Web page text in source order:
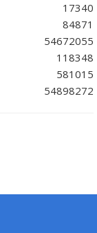
17340
84871
54672055
118348
581015
54898272